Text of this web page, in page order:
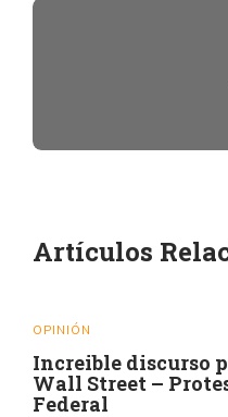
Artículos
OPINIÓN
Increible discurso
Wall Street –
Federal